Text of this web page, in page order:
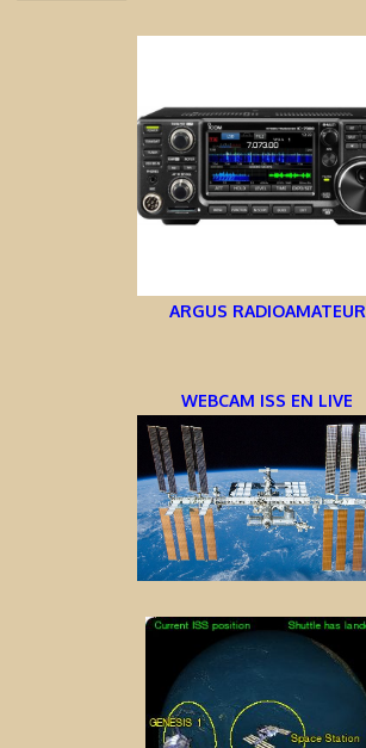
ARGUS RADIOAMATEUR
WEBCAM ISS EN LIVE